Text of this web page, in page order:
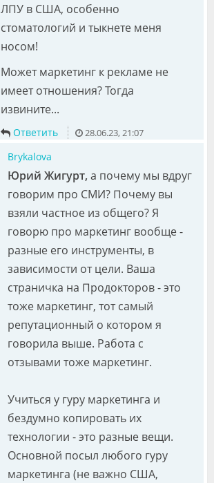
ЛПУ в США, особенно
стоматологий и тыкнете меня
носом!
Может маркетинг к рекламе не
имеет отношения? Тогда
извините...
Ответить 28.06.23, 21:07
Brykalova
Юрий Жигурт, а почему мы вдруг
говорим про СМИ? Почему вы
взяли частное из общего? Я
говорю про маркетинг вообще -
разные его инструменты, в
зависимости от цели. Ваша
страничка на Продокторов - это
тоже маркетинг, тот самый
репутационный о котором я
говорила выше. Работа с
отзывами тоже маркетинг.
Учиться у гуру маркетинга и
бездумно копировать их
технологии - это разные вещи.
Основной посыл любого гуру
маркетинга (не важно США,